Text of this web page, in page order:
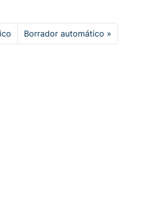
Borrador automático